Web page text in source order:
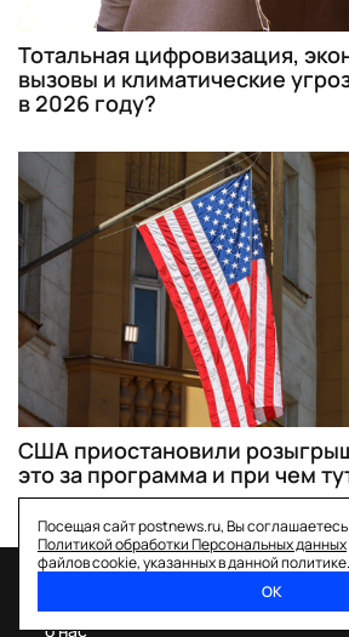
Тотальная цифровизация,
вызовы и климатические
в 2026 году?
США приостановили
это за программа и при чем
Посещая сайт postnews.ru, Вы
Политикой обработки Персональных данных
файлов cookie, указанных в данной политике.
ОК
о нас